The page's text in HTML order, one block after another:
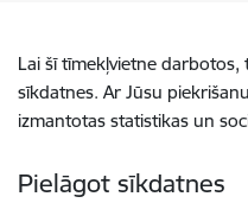
Lai šī tīmekļvietne
sīkdatnes. Ar Jūsu
izmantotas statistikas un
Pielāgot sīkdatnes